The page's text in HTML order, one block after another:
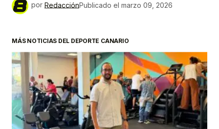
por RedacciónPublicado el marzo 09, 2026
MÁS NOTICIAS DEL DEPORTE CANARIO